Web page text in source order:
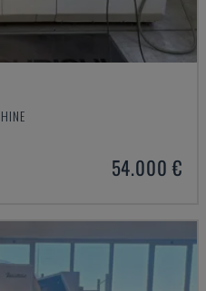
54.000 €